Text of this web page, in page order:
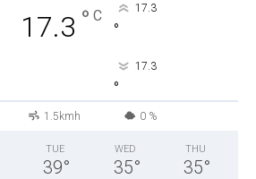
17.3 ° C 17.3
°
17.3
°
1.5kmh 0 %
TUE
39°
WED
35°
THU
35°